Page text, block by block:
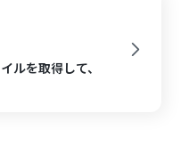
ルを取得して、